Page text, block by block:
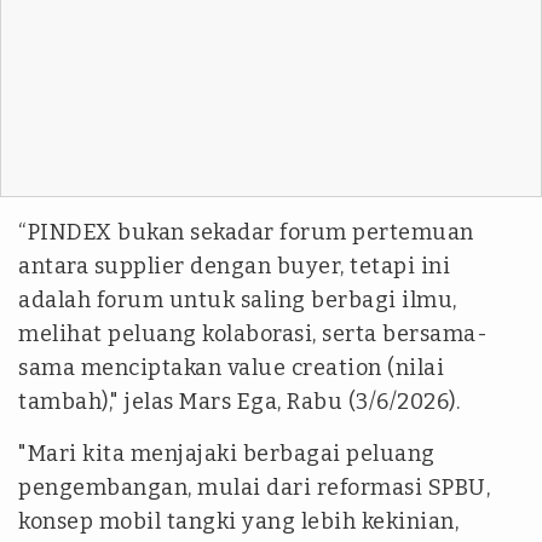
“PINDEX bukan sekadar forum pertemuan
antara supplier dengan buyer, tetapi ini
adalah forum untuk saling berbagi ilmu,
melihat peluang kolaborasi, serta bersama-
sama menciptakan value creation (nilai
tambah)," jelas Mars Ega, Rabu (3/6/2026).
"Mari kita menjajaki berbagai peluang
pengembangan, mulai dari reformasi SPBU,
konsep mobil tangki yang lebih kekinian,